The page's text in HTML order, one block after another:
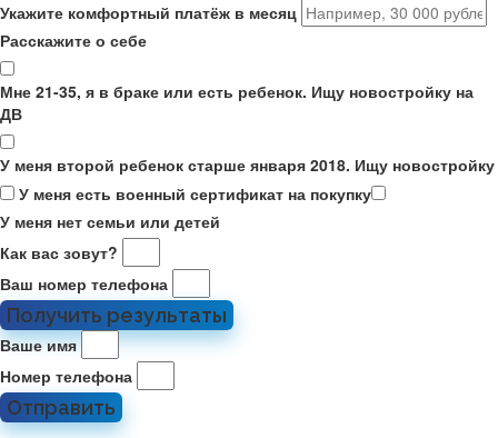
Укажите комфортный платёж в месяц
Расскажите о себе
Мне 21-35, я в браке или есть ребенок. Ищу новостройку на
ДВ
У меня второй ребенок старше января 2018. Ищу новостройку
У меня есть военный сертификат на покупку
У меня нет семьи или детей
Как вас зовут?
Ваш номер телефона
Получить результаты
Ваше имя
Номер телефона
Отправить